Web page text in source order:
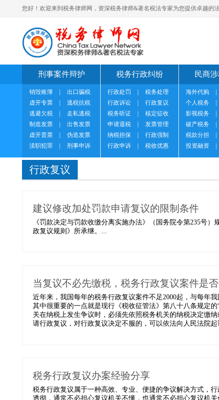
您好！欢迎来到税务律师网，资深税务律师&著名税法专家为您提供卓越的
刑事案件辩护
销毁账簿
出口骗税
虚开专票
逃税抗税
逃避欠税
走私逃税
制造发票
出售发票
虚开普票
伪造发票
渎职犯罪
刑事申诉
税务行政纠纷
行政处罚
税务处理
行政诉讼
行政复议
税务听证
核定征收
申请退税
发票管理
纳税担保
行政强制
行政申诉
税收优惠
民商
海外代购
个人税务
影视税务
破产税务
税款分担
投资融资
行政复议
建议修改加处罚款申请复议的限制条件
《罚款决定与罚款收缴分离实施办法》（国务院令第235号
政复议规则》所承继。...
当复议不必先缴税，税务行政复议案件是
近年来，我国每年的税务行政复议案件不足2000起，与每年
其中很重要的一点就是现行《税收征管法》第八十八条规定
关在纳税上发生争议时，必须先依照税务机关的纳税决定缴
请行政复议，对行政复议决定不服的，可以依法向人民法院起
税务行政复议办案经验分享
税务行政复议属于一种高效、专业、便捷的争议解决方式，
透彻，通常不必担心复议机关不懂，也通常不必担心复议机